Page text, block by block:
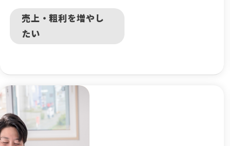
売上・粗利を増やし
たい